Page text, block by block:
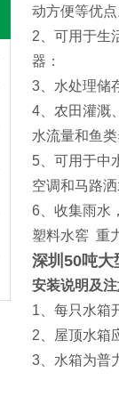
动方便等优
2、可用于生
器：
3、水处理储
4、农田灌溉
水流量和鱼
5、可用于中
空调和马路
6、收集雨水
塑料水窖 重
深圳50吨大
安装说明及
1、每只水箱
2、屋顶水箱
3、水箱为普